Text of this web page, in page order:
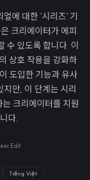
얼에 대한 '시리즈' 기
크리에이터가 에피
수 있도록 합니다. 이
상호 작용을 강화하
도입한 기능과 유사
만, 이 단계는 시리
크리에이터를 지원
다.
Edit
Tiếng Việt